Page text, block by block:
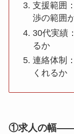
支援範囲
渉の範囲
30代実績
るか
連絡体制
くれるか
①求人の幅——